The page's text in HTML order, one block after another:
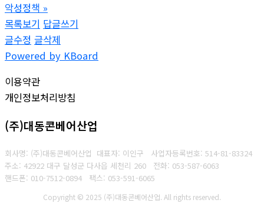
악성정책 »
목록보기 답글쓰기
글수정 글삭제
Powered by KBoard
이용약관
개인정보처리방침
(주)대동콘베어산업
회사명: (주)대동콘베어산업 대표자: 이인구 사업자등록번호: 514-81-83324
주소: 42922 대구 달성군 다사읍 세천리 260 전화: 053-587-6063
핸드폰: 010-7512-0894
팩스: 053-591-6065
Copyright © 2025 (주)대동콘베어산업. All rights reserved.